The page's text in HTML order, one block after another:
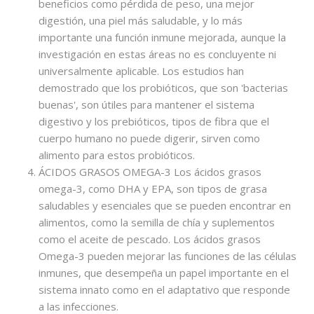
beneficios como pérdida de peso, una mejor
digestión, una piel más saludable, y lo más
importante una función inmune mejorada, aunque la
investigación en estas áreas no es concluyente ni
universalmente aplicable. Los estudios han
demostrado que los probióticos, que son 'bacterias
buenas', son útiles para mantener el sistema
digestivo y los prebióticos, tipos de fibra que el
cuerpo humano no puede digerir, sirven como
alimento para estos probióticos.
ÁCIDOS GRASOS OMEGA-3 Los ácidos grasos
omega-3, como DHA y EPA, son tipos de grasa
saludables y esenciales que se pueden encontrar en
alimentos, como la semilla de chía y suplementos
como el aceite de pescado. Los ácidos grasos
Omega-3 pueden mejorar las funciones de las células
inmunes, que desempeña un papel importante en el
sistema innato como en el adaptativo que responde
a las infecciones.